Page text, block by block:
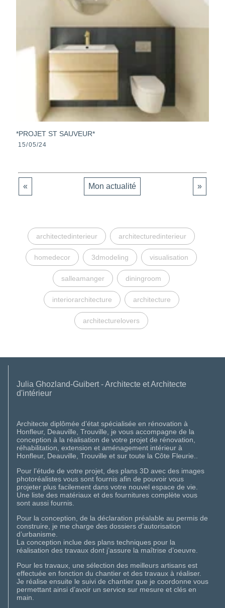
*PROJET ST SAUVEUR*
15/05/24
« Mon actualité »
architectedinterieur architecturedinterieur
homedecor 3dmodeling visualisation
salleamanger diningroom
interiorarchitecture architecture
architecturelovers
Julia Ghozland-Guibert - Architecte et Architecte
d'intérieur
Architecte diplômée d’état spécialisée en rénovation à
Honfleur, Deauville, Trouville, je vous accompagne de la
conception à la réalisation de votre projet de rénovation,
réhabilitation, extension et aménagement intérieur à
Honfleur, Deauville, Trouville et sur toute la Côte Fleurie..
Pour l’étude de votre projet, des plans 3D avec des images
photoréalistes vous sont fournis afin de pouvoir vous
projeter plus facilement dans votre nouvel espace de vie.
Une liste des matériaux et des fournitures complète vous
sont aussi fournis.
Pour la conception, de la déclaration préalable au permis de
construire, je me charge des dossiers d’autorisation
d’urbanisme.
La conception inclue des plans techniques pour la
réalisation des travaux dont j’assure la maîtrise d’oeuvre.
Pour les travaux, une sélection des meilleurs artisans est
effectuée en fonction du chantier et des travaux à réaliser.
Je réalise ensuite le suivi de chantier que je coordonne vous
permettant ainsi d’avoir un service sur mesure et clés en
main.